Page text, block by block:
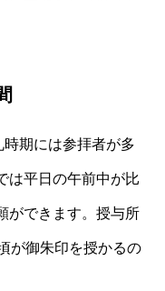
期には参拝者が多
は平日の午前中が比
ができます。授与所
が御朱印を授かるの